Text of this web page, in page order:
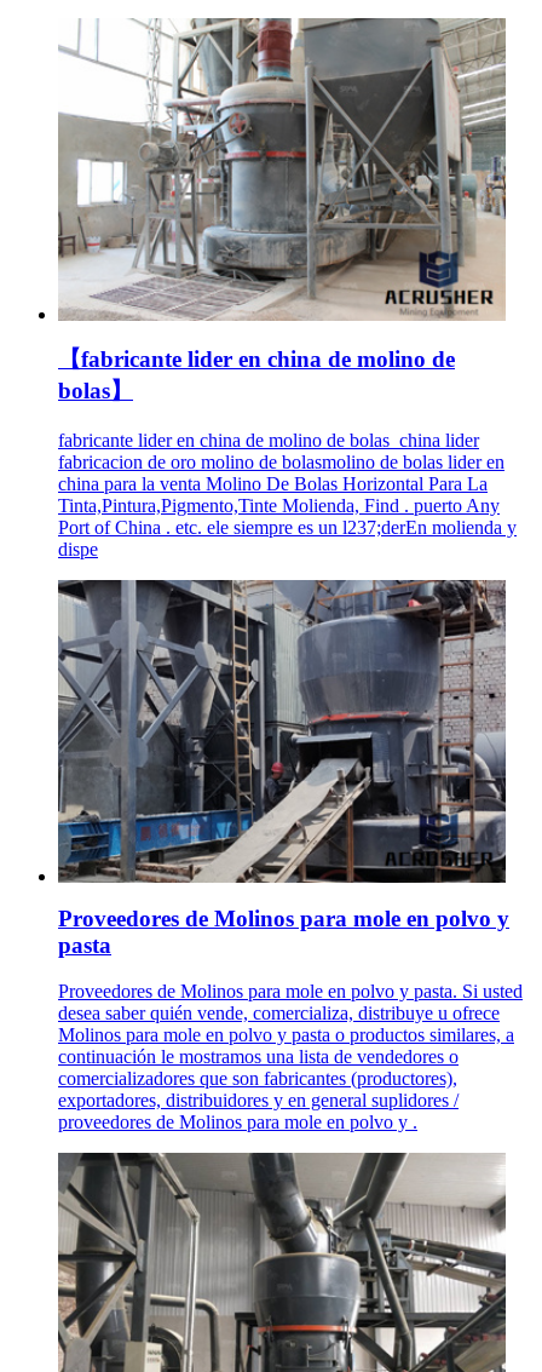
【fabricante lider en china de molino de
bolas】
fabricante lider en china de molino de bolas_china lider
fabricacion de oro molino de bolasmolino de bolas lider en
china para la venta Molino De Bolas Horizontal Para La
Tinta,Pintura,Pigmento,Tinte Molienda, Find . puerto Any
Port of China . etc. ele siempre es un l237;derEn molienda y
dispe
Proveedores de Molinos para mole en polvo y
pasta
Proveedores de Molinos para mole en polvo y pasta. Si usted
desea saber quién vende, comercializa, distribuye u ofrece
Molinos para mole en polvo y pasta o productos similares, a
continuación le mostramos una lista de vendedores o
comercializadores que son fabricantes (productores),
exportadores, distribuidores y en general suplidores /
proveedores de Molinos para mole en polvo y .